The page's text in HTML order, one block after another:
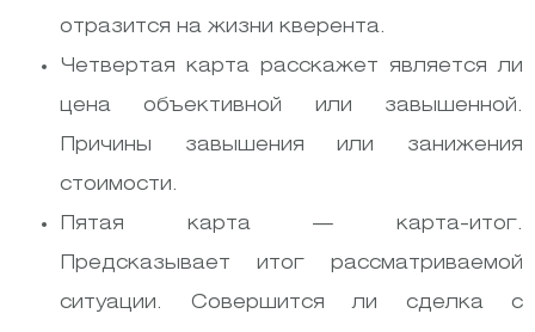
отразится на жизни кверента.
Четвертая карта расскажет является ли
цена объективной или завышенной.
Причины завышения или занижения
стоимости.
Пятая карта — карта-итог.
Предсказывает итог рассматриваемой
ситуации. Совершится ли сделка с